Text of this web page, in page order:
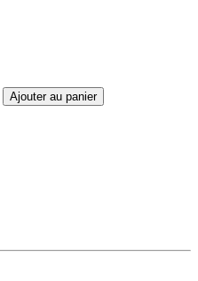
Ajouter au panier